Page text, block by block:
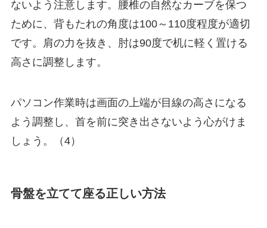
ないよう注意します。腰椎の自然なカーブを保つ
ために、背もたれの角度は100～110度程度が適切
です。肩の力を抜き、肘は90度で机に軽く置ける
高さに調整します。
パソコン作業時は画面の上端が目線の高さになる
よう調整し、首を前に突き出さないよう心がけま
しょう。（4）
骨盤を立てて座る正しい方法